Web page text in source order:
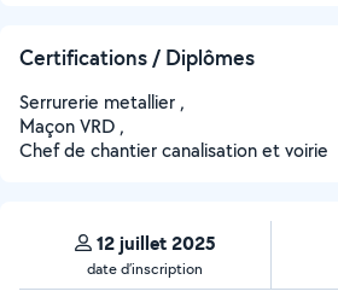
Certifications / Diplômes
Serrurerie metallier ,
Maçon VRD ,
Chef de chantier canalisation et voirie
12 juillet 2025
date d’inscription